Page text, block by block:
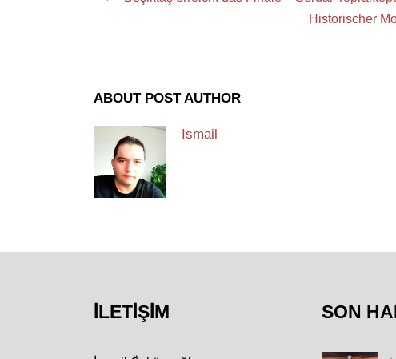
Historischer
ABOUT POST AUTHOR
Ismail
İLETIŞIM SON